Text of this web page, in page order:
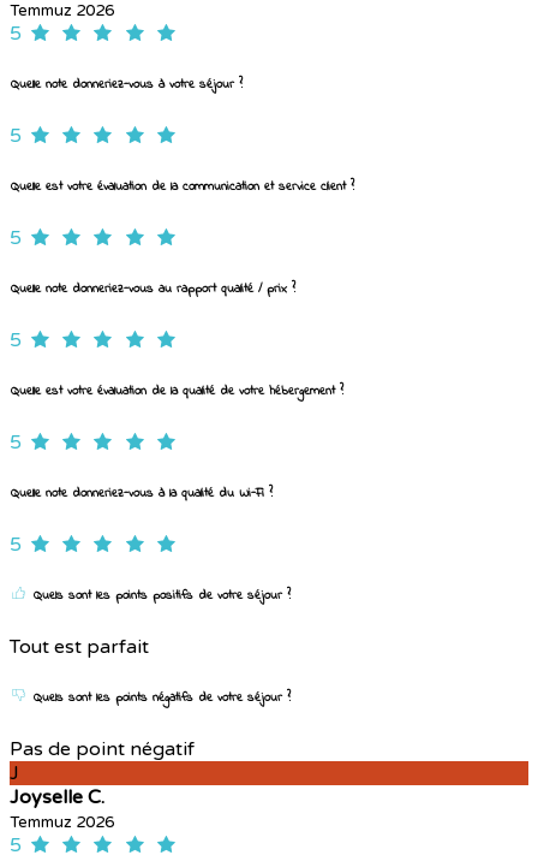
Temmuz 2026
5
Quelle note donneriez-vous à votre séjour ?
5
Quelle est votre évaluation de la communication et service client ?
5
Quelle note donneriez-vous au rapport qualité / prix ?
5
Quelle est votre évaluation de la qualité de votre hébergement ?
5
Quelle note donneriez-vous à la qualité du Wi-Fi ?
5
Quels sont les points positifs de votre séjour ?
Tout est parfait
Quels sont les points négatifs de votre séjour ?
Pas de point négatif
J
Joyselle C.
Temmuz 2026
5